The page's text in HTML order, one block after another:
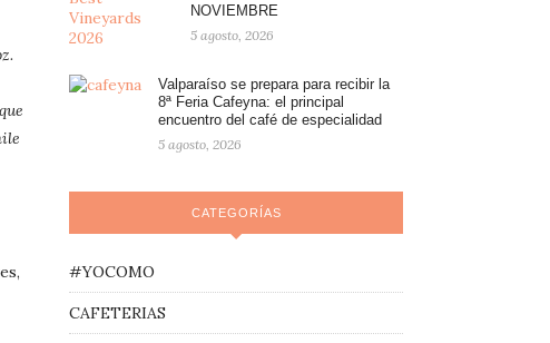
NOVIEMBRE
5 agosto, 2026
Valparaíso se prepara para recibir la
8ª Feria Cafeyna: el principal
encuentro del café de especialidad
5 agosto, 2026
CATEGORÍAS
#YOCOMO
CAFETERIAS